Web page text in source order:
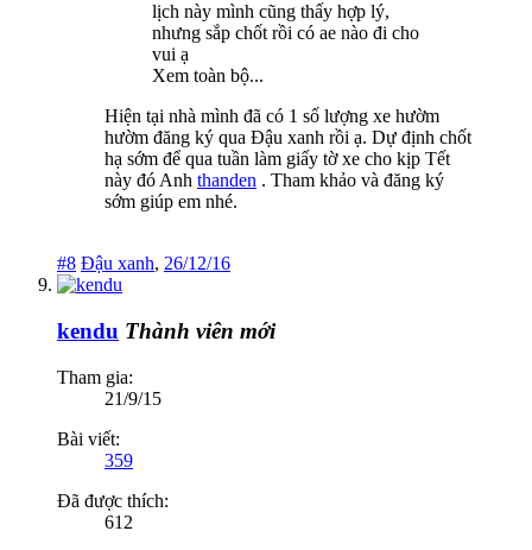
lịch này mình cũng thấy hợp lý,
nhưng sắp chốt rồi có ae nào đi cho
vui ạ
Xem toàn bộ...
Hiện tại nhà mình đã có 1 số lượng xe hườm
hườm đăng ký qua Đậu xanh rồi ạ. Dự định chốt
hạ sớm để qua tuần làm giấy tờ xe cho kịp Tết
này đó Anh thanden . Tham khảo và đăng ký
sớm giúp em nhé.
#8 Đậu xanh, 26/12/16
kendu Thành viên mới
Tham gia:
21/9/15
Bài viết:
359
Đã được thích:
612